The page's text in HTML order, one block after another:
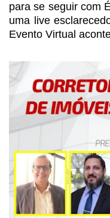
para se seguir com
uma live
Evento Virtual